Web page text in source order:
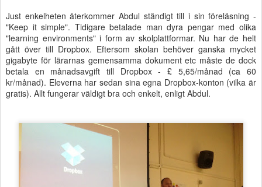
Just enkelheten återkommer Abdul ständigt till i sin föreläsning -
"Keep it simple". Tidigare betalade man dyra pengar med olika
"learning environments" i form av skolplattformar. Nu har de helt
gått över till Dropbox. Eftersom skolan behöver ganska mycket
gigabyte för lärarnas gemensamma dokument etc måste de dock
betala en månadsavgift till Dropbox - £ 5,65/månad (ca 60
kr/månad). Eleverna har sedan sina egna Dropbox-konton (vilka är
gratis). Allt fungerar väldigt bra och enkelt, enligt Abdul.